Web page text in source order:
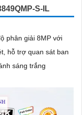
S-IL
phân giải 8MP với
hỗ trợ quan sát ban
sáng trắng